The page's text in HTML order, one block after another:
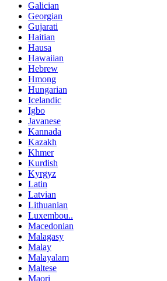
Galician
Georgian
Gujarati
Haitian
Hausa
Hawaiian
Hebrew
Hmong
Hungarian
Icelandic
Igbo
Javanese
Kannada
Kazakh
Khmer
Kurdish
Kyrgyz
Latin
Latvian
Lithuanian
Luxembou..
Macedonian
Malagasy
Malay
Malayalam
Maltese
Maori